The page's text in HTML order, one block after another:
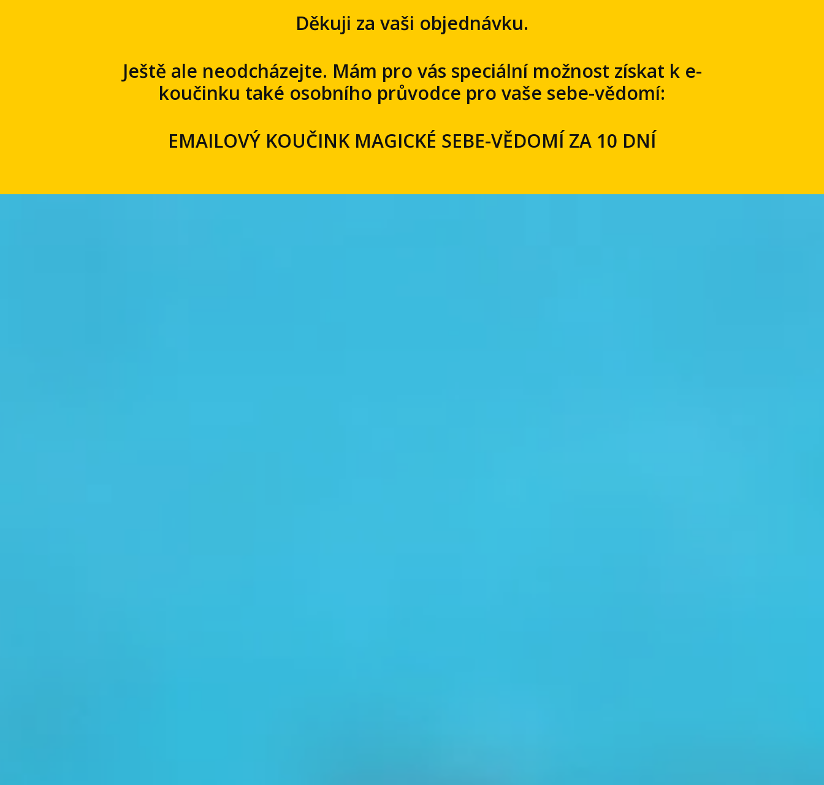
Děkuji za vaši objednávku.
Ještě ale neodcházejte. Mám pro vás speciální možnost získat k e-
koučinku také osobního průvodce pro vaše sebe-vědomí:
EMAILOVÝ KOUČINK MAGICKÉ SEBE-VĚDOMÍ ZA 10 DNÍ